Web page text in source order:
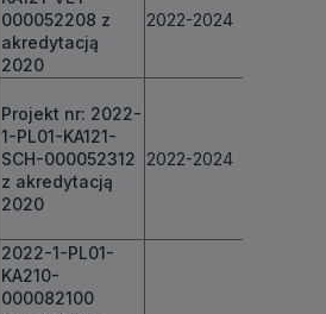
000052208 z
akredytacją
2020
2022-2024
Projekt nr: 2022-
1-PL01-KA121-
SCH-000052312
z akredytacją
2020
2022-2024
2022-1-PL01-
KA210-
000082100